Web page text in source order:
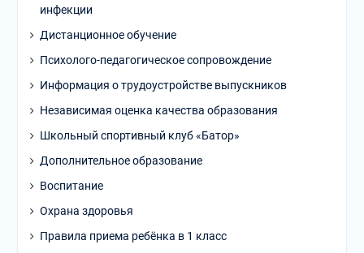
инфекции
Дистанционное обучение
Психолого-педагогическое сопровождение
Информация о трудоустройстве выпускников
Независимая оценка качества образования
Школьный спортивный клуб «Батор»
Дополнительное образование
Воспитание
Охрана здоровья
Правила приема ребёнка в 1 класс